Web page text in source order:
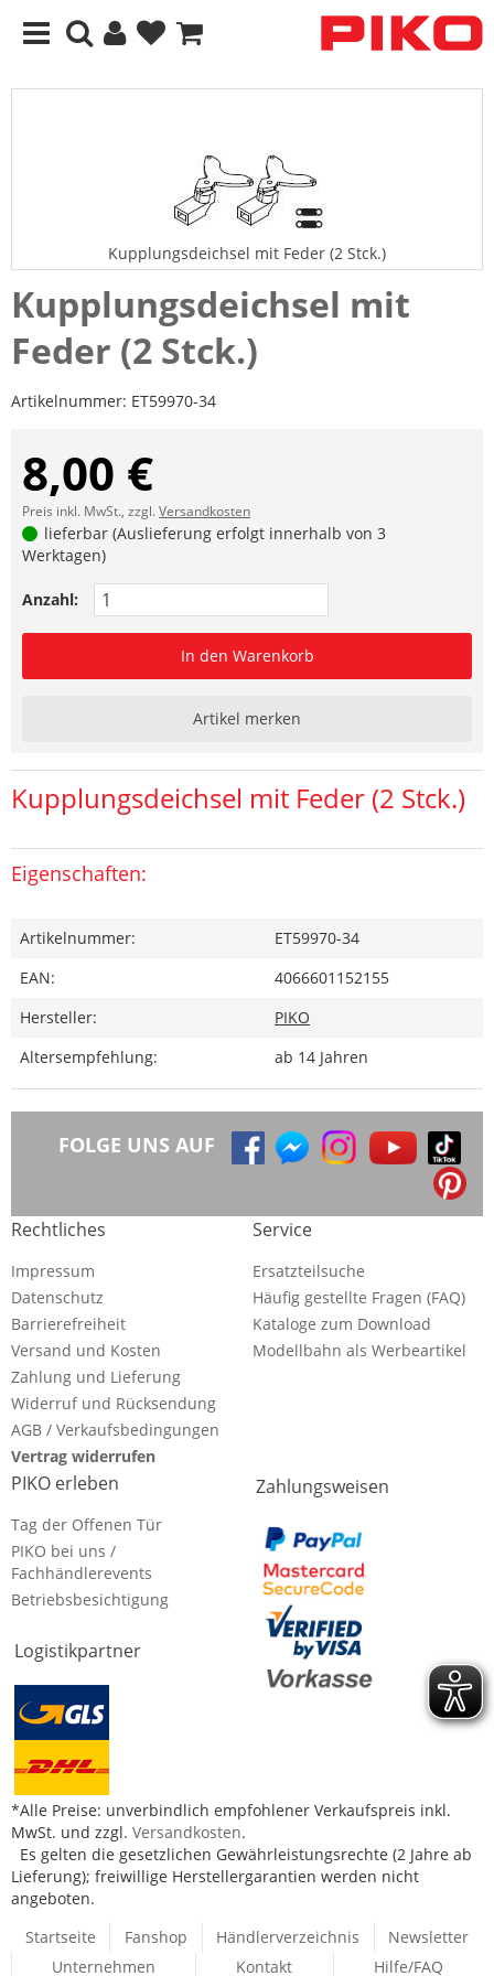
Kupplungsdeichsel mit Feder (2 Stck.)
Kupplungsdeichsel mit
Feder (2 Stck.)
Artikelnummer: ET59970-34
8,00 €
Preis inkl. MwSt., zzgl.Versandkosten
lieferbar (Auslieferung erfolgt innerhalb von 3
Werktagen)
Anzahl:
In den Warenkorb
Artikel merken
Kupplungsdeichsel mit Feder (2 Stck.)
Eigenschaften:
Artikelnummer:
ET59970-34
EAN:
4066601152155
Hersteller:
PIKO
Altersempfehlung:
ab 14 Jahren
FOLGE UNS AUF
Rechtliches
Impressum
Datenschutz
Barrierefreiheit
Versand und Kosten
Zahlung und Lieferung
Widerruf und Rücksendung
AGB / Verkaufsbedingungen
Vertrag widerrufen
Service
Ersatzteilsuche
Häufig gestellte Fragen (FAQ)
Kataloge zum Download
Modellbahn als Werbeartikel
PIKO erleben
Tag der Offenen Tür
PIKO bei uns /
Fachhändlerevents
Betriebsbesichtigung
Logistikpartner
Zahlungsweisen
*Alle Preise: unverbindlich empfohlener Verkaufspreis inkl.
MwSt. und zzgl. Versandkosten.
Es gelten die gesetzlichen Gewährleistungsrechte (2 Jahre ab
Lieferung); freiwillige Herstellergarantien werden nicht
angeboten.
Startseite
Fanshop Händlerverzeichnis
Newsletter
Unternehmen
Kontakt Hilfe/FAQ